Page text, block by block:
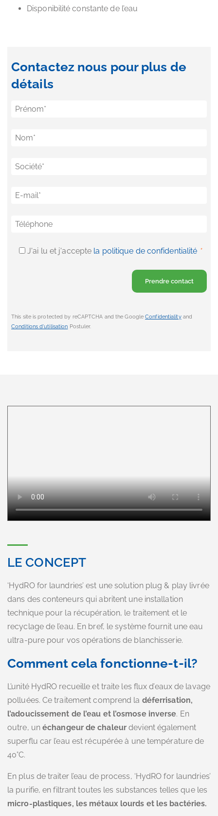
Disponibilité constante de l’eau
Contactez nous pour plus de
détails
Prénom*
Nom*
Société*
E-mail*
Téléphone
J'ai lu et j'accepte la politique de confidentialité *
This site is protected by reCAPTCHA and the GoogleConfidentialityand
Conditions d'utilisation Postuler.
LE CONCEPT
‘HydRO for laundries’ est une solution plug & play livrée
dans des conteneurs qui abritent une installation
technique pour la récupération, le traitement et le
recyclage de l’eau. En bref, le système fournit une eau
ultra-pure pour vos opérations de blanchisserie.
Comment cela fonctionne-t-il?
L’unité HydRO recueille et traite les flux d’eaux de lavage
polluées. Ce traitement comprend la déferrisation,
l’adoucissement de l’eau et l’osmose inverse. En
outre, un échangeur de chaleur devient également
superflu car l’eau est récupérée à une température de
40°C.
En plus de traiter l’eau de process, ‘HydRO for laundries’
la purifie, en filtrant toutes les substances telles que les
micro-plastiques, les métaux lourds et les bactéries.